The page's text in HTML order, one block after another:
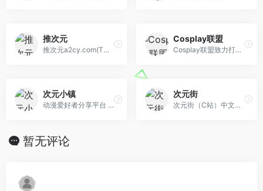
推次元
推次元a2cy.com(T站)是以COS分享为主的二次元网站:汇聚有COS正片,Coser写真,Coser采访,COS视频,动漫资讯等的二次元动漫平台网站。
Cosplay联盟
Cosplay联盟致力打造中国最大的Cosplay资源分享站，以“用心传递快乐”为宗旨，采用非商业运营模式，实时收录、分享优秀作品和热门讯息。
次元小镇
动漫爱好者分享平台 ヽ(✿ﾟ▽ﾟ)ノ
次元街
次元街（C站）中文云数字经济集团旗下机构：为大家提供资讯、壁纸、音乐、周边产品、cosplay、游戏、评测、攻略、漫展信息等内容的ACG分享平台。
暂无评论